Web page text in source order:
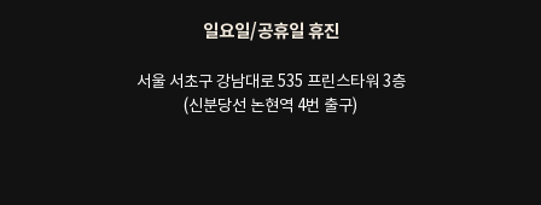
일요일/공휴일 휴진
서울 서초구 강남대로 535 프린스타워 3층
(신분당선 논현역 4번 출구)